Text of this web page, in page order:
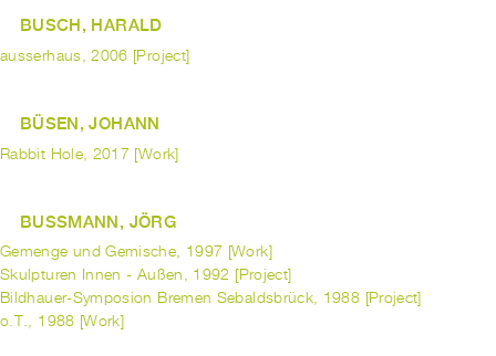
BUSCH, HARALD
ausserhaus, 2006 [Project]
BÜSEN, JOHANN
Rabbit Hole, 2017 [Work]
BUSSMANN, JÖRG
Gemenge und Gemische, 1997 [Work]
Skulpturen Innen - Außen, 1992 [Project]
Bildhauer-Symposion Bremen Sebaldsbrück, 1988 [Project]
o.T., 1988 [Work]